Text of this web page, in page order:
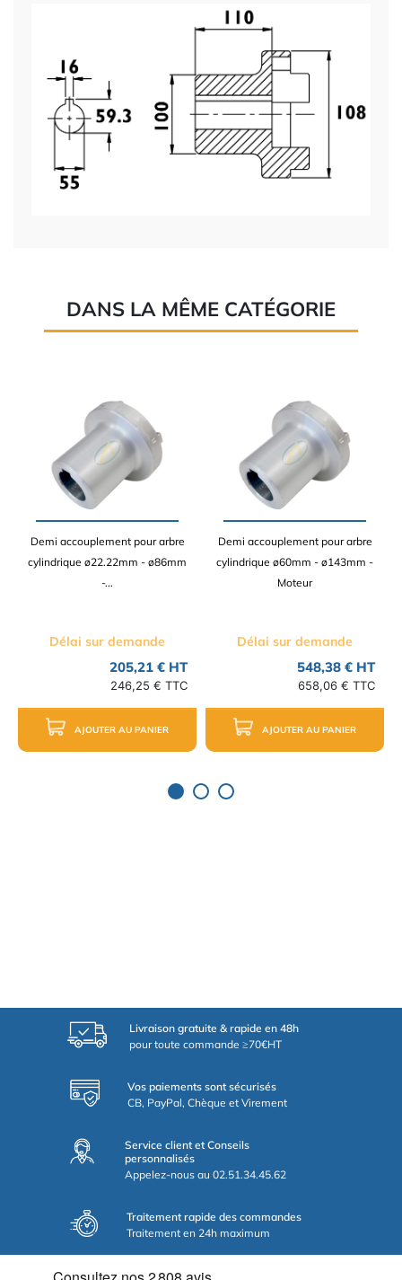
DANS LA MÊME CATÉGORIE
Demi accouplement pour arbre
cylindrique ø22.22mm - ø86mm
-...
Délai sur demande
205,21 € HT
246,25 € TTC
AJOUTER AU PANIER
Demi accouplement pour arbre
cylindrique ø60mm - ø143mm -
Moteur
Délai sur demande
548,38 € HT
658,06 € TTC
AJOUTER AU PANIER
Livraison gratuite & rapide en 48h
pour toute commande ≥70€HT
Vos paiements sont sécurisés
CB, PayPal, Chèque et Virement
Service client et Conseils
personnalisés
Appelez-nous au 02.51.34.45.62
Traitement rapide des commandes
Traitement en 24h maximum